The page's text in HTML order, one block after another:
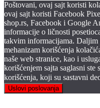
Poštovani, ovaj sajt koristi
ovaj sajt koristi Facebook
shop.rs, Facebook i Google
informacije o ličnosti
takvim informacijama. Daljim
mehanizam korišćenja
naše web stranice, kao i
korišćenjem sajta saglasni
korišćenja, koji su sastavni
Uslovi poslovanja